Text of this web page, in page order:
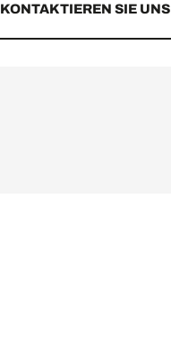
KONTAKTIEREN SIE UNS